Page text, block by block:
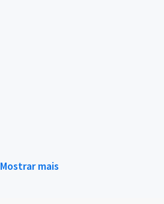
Mostrar mais